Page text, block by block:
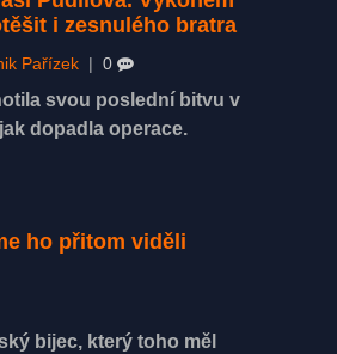
i zesnulého bratra
Pařízek | 0
svou poslední bitvu v
dopadla operace.
ho přitom viděli
bijec, který toho měl